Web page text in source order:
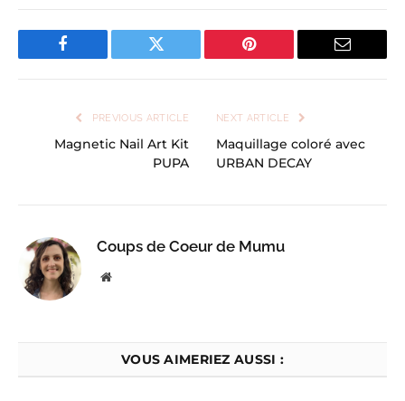
Facebook Twitter Pinterest Email
PREVIOUS ARTICLE
Magnetic Nail Art Kit
PUPA
NEXT ARTICLE
Maquillage coloré avec
URBAN DECAY
Coups de Coeur de Mumu
Website
VOUS AIMERIEZ AUSSI :